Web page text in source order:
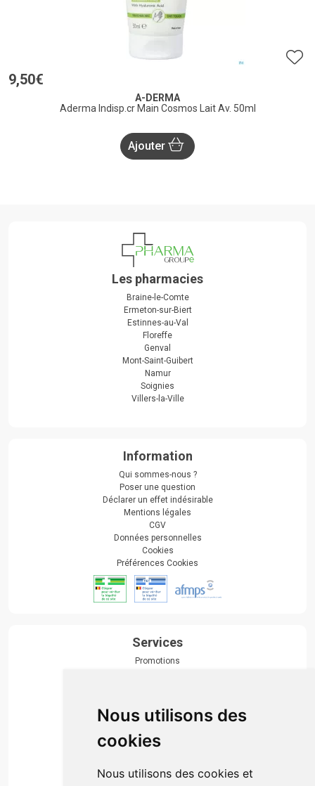
Nous utilisons des
cookies
Nous utilisons des cookies et
9,50€
A-DERMA
Aderma Indisp.cr Main Cosmos Lait Av. 50ml
Ajouter
Les pharmacies
Braine-le-Comte
Ermeton-sur-Biert
Estinnes-au-Val
Floreffe
Genval
Mont-Saint-Guibert
Namur
Soignies
Villers-la-Ville
Information
Qui sommes-nous ?
Poser une question
Déclarer un effet indésirable
Mentions légales
CGV
Données personnelles
Cookies
Préférences Cookies
Services
Promotions
Actualités & conseils
Événements
Marques
Suivez-nous